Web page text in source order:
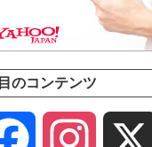
のコンテンツ
Facebook Instagram